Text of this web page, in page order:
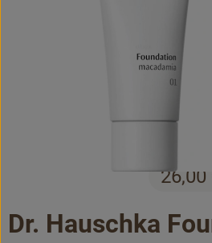
Dr. Hauschka
26,00